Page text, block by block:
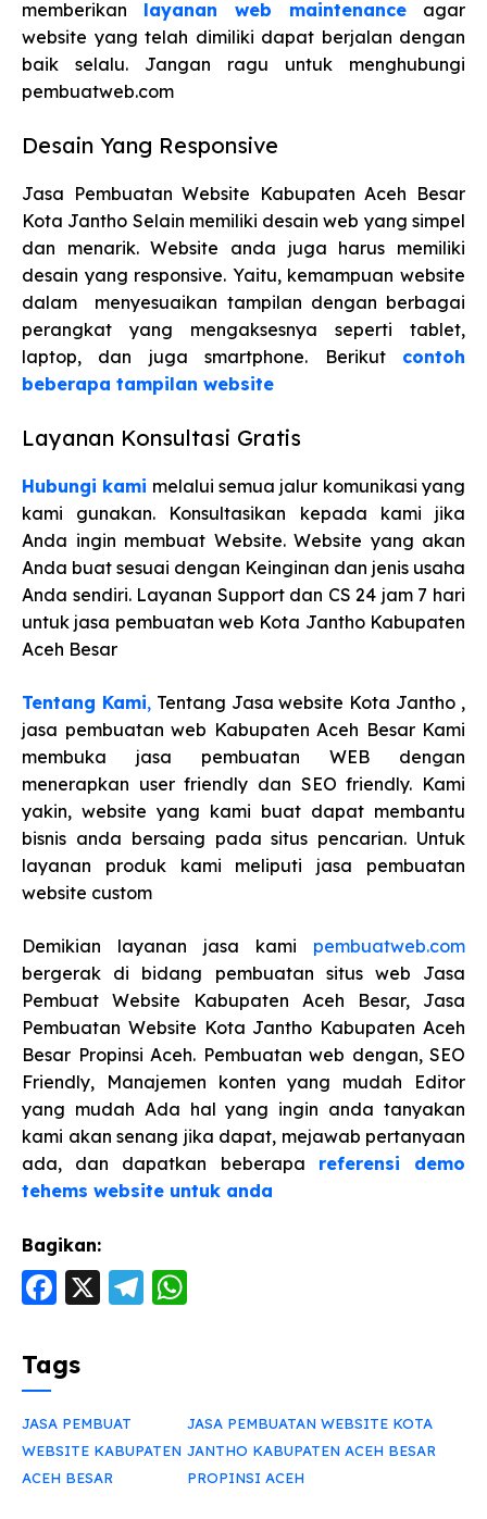
memberikan layanan web maintenance agar
website yang telah dimiliki dapat berjalan dengan
baik selalu. Jangan ragu untuk menghubungi
pembuatweb.com
Desain Yang Responsive
Jasa Pembuatan Website Kabupaten Aceh Besar
Kota Jantho Selain memiliki desain web yang simpel
dan menarik. Website anda juga harus memiliki
desain yang responsive. Yaitu, kemampuan website
dalam menyesuaikan tampilan dengan berbagai
perangkat yang mengaksesnya seperti tablet,
laptop, dan juga smartphone. Berikut contoh
beberapa tampilan website
Layanan Konsultasi Gratis
Hubungi kami melalui semua jalur komunikasi yang
kami gunakan. Konsultasikan kepada kami jika
Anda ingin membuat Website. Website yang akan
Anda buat sesuai dengan Keinginan dan jenis usaha
Anda sendiri. Layanan Support dan CS 24 jam 7 hari
untuk jasa pembuatan web Kota Jantho Kabupaten
Aceh Besar
Tentang Kami,Tentang Jasa website Kota Jantho ,
jasa pembuatan web Kabupaten Aceh Besar Kami
membuka jasa pembuatan WEB dengan
menerapkan user friendly dan SEO friendly. Kami
yakin, website yang kami buat dapat membantu
bisnis anda bersaing pada situs pencarian. Untuk
layanan produk kami meliputi jasa pembuatan
website custom
Demikian layanan jasa kami pembuatweb.com
bergerak di bidang pembuatan situs web Jasa
Pembuat Website Kabupaten Aceh Besar, Jasa
Pembuatan Website Kota Jantho Kabupaten Aceh
Besar Propinsi Aceh. Pembuatan web dengan, SEO
Friendly, Manajemen konten yang mudah Editor
yang mudah Ada hal yang ingin anda tanyakan
kami akan senang jika dapat, mejawab pertanyaan
ada, dan dapatkan beberapa referensi demo
tehems website untuk anda
Bagikan:
F
c
e
b
o
o
X
T
m
A
p
p
Tags
JASA PEMBUAT
WEBSITE KABUPATEN
ACEH BESAR
JASA PEMBUATAN WEBSITE KOTA
JANTHO KABUPATEN ACEH BESAR
PROPINSI ACEH